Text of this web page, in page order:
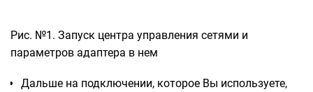
Рис. №1. Запуск центра управления сетями и
параметров адаптера в нем
Дальше на подключении, которое Вы используете,